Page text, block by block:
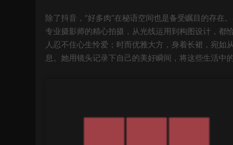
除了抖音，“好多肉”在秘语空间也是备受瞩目的存在
专业摄影师的精心拍摄，从光线运用到构图设计，都
人忍不住心生怜爱；时而优雅大方，身着长裙，宛
息。她用镜头记录下自己的美好瞬间，将这些生活中